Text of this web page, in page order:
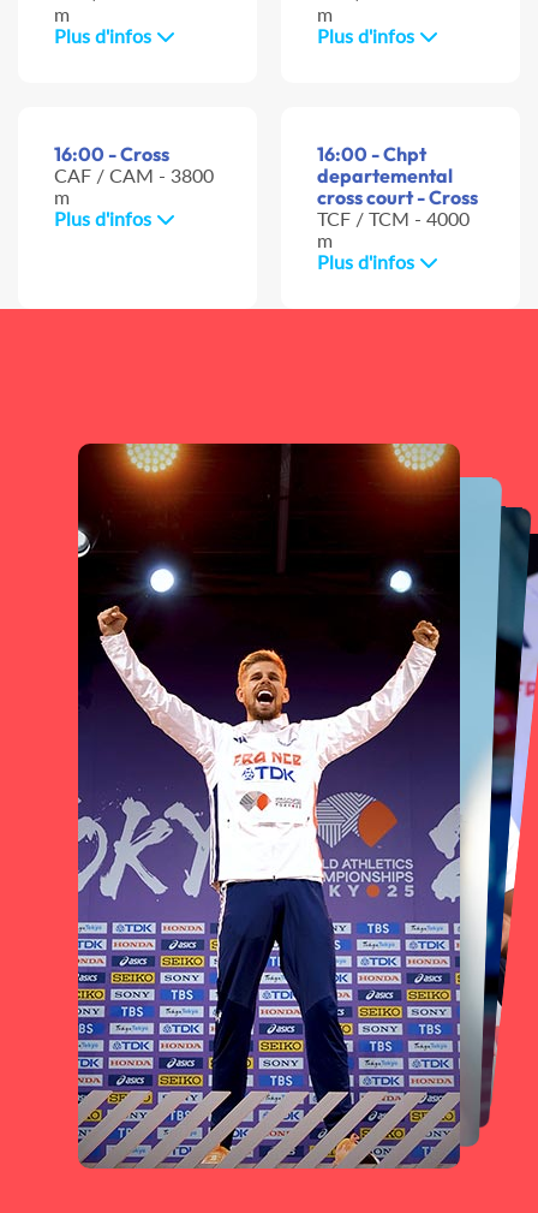
m
Plus d'infos
m
Plus d'infos
16:00 - Cross
CAF / CAM - 3800
m
Plus d'infos
16:00 - Chpt
departemental
cross court - Cross
TCF / TCM - 4000
m
Plus d'infos